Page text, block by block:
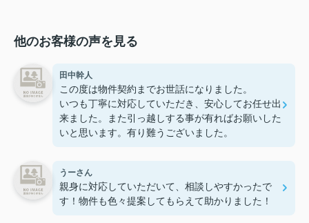
他のお客様の声を見る
田中幹人
この度は物件契約までお世話になりました。
いつも丁寧に対応していただき、安心してお任せ出
来ました。また引っ越しする事が有ればお願いした
いと思います。有り難うございました。
うーさん
親身に対応していただいて、相談しやすかったで
す！物件も色々提案してもらえて助かりました！